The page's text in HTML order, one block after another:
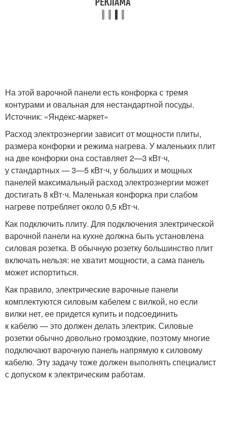
На этой варочной панели есть конфорка с тремя
контурами и овальная для нестандартной посуды.
Источник: «Яндекс-маркет»
Расход электроэнергии зависит от мощности плиты,
размера конфорки и режима нагрева. У маленьких плит
на две конфорки она составляет 2—3 кВт⋅ч,
у стандартных — 3—5 кВт⋅ч, у больших и мощных
панелей максимальный расход электроэнергии может
достигать 8 кВт⋅ч. Маленькая конфорка при слабом
нагреве потребляет около 0,5 кВт⋅ч.
Как подключить плиту. Для подключения электрической
варочной панели на кухне должна быть установлена
силовая розетка. В обычную розетку большинство плит
включать нельзя: не хватит мощности, а сама панель
может испортиться.
Как правило, электрические варочные панели
комплектуются силовым кабелем с вилкой, но если
вилки нет, ее придется купить и подсоединить
к кабелю — это должен делать электрик. Силовые
розетки обычно довольно громоздкие, поэтому многие
подключают варочную панель напрямую к силовому
кабелю. Эту задачу тоже должен выполнять специалист
с допуском к электрическим работам.